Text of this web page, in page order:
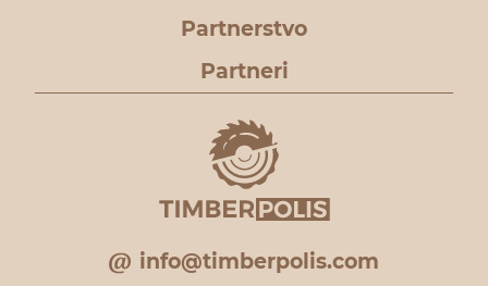
Partnerstvo
Partneri
info@timberpolis.com